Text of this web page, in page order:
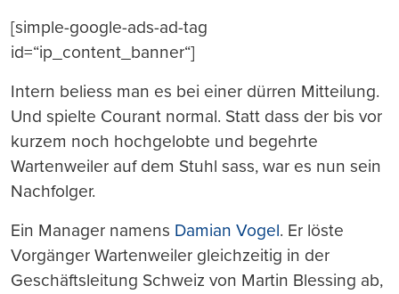
[simple-google-ads-ad-tag
id=“ip_content_banner“]
Intern beliess man es bei einer dürren Mitteilung.
Und spielte Courant normal. Statt dass der bis vor
kurzem noch hochgelobte und begehrte
Wartenweiler auf dem Stuhl sass, war es nun sein
Nachfolger.
Ein Manager namens Damian Vogel. Er löste
Vorgänger Wartenweiler gleichzeitig in der
Geschäftsleitung Schweiz von Martin Blessing ab,